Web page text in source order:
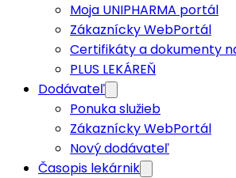
Moja UNIPHARMA portál
Zákaznícky WebPortál
Certifikáty a dokumenty
PLUS LEKÁREŇ
Dodávateľ
Ponuka služieb
Zákaznícky WebPortál
Nový dodávateľ
Časopis lekárnik